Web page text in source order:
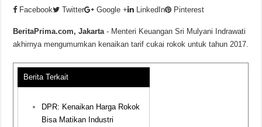
Facebook Twitter Google + LinkedIn Pinterest
BeritaPrima.com, Jakarta - Menteri Keuangan Sri Mulyani Indrawati
akhirnya mengumumkan kenaikan tarif cukai rokok untuk tahun 2017.
Berita Terkait
DPR: Kenaikan Harga Rokok
Bisa Matikan Industri